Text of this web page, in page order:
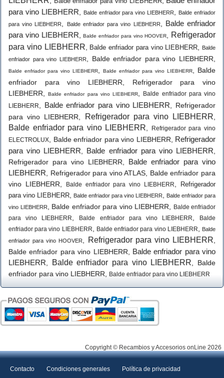
para vino LIEBHERR
Balde enfriador para vino LIEBHERR ,Balde enfriador
para vino LIEBHERR
Balde enfriador para vino LIEBHERR, Balde enfriador
para vino LIEBHERR ,Balde enfriador para vino HOOVER
Refrigerador
para vino LIEBHERR
Balde enfriador para vino LIEBHERR
Balde
enfriador para vino LIEBHERR, Balde enfriador para vino LIEBHERR
Balde enfriador para vino LIEBHERR Balde enfriador para vino LIEBHERR
Balde
enfriador para vino LIEBHERR
Refrigerador para vino
LIEBHERR ,Balde enfriador para vino LIEBHERR
Balde enfriador para vino
LIEBHERR
Balde enfriador para vino LIEBHERR
Refrigerador
para vino LIEBHERR
Refrigerador para vino LIEBHERR
Balde enfriador para vino LIEBHERR
Refrigerador para vino
ELECTROLUX
Balde enfriador para vino LIEBHERR
Refrigerador
para vino LIEBHERR
Balde enfriador para vino LIEBHERR
Refrigerador para vino LIEBHERR
Balde enfriador para vino
LIEBHERR
Refrigerador para vino ATLAS
Balde enfriador para
vino LIEBHERR
Balde enfriador para vino LIEBHERR
Refrigerador
para vino LIEBHERR
Balde enfriador para vino LIEBHERR
Balde enfriador para
vino LIEBHERR, Balde enfriador para vino LIEBHERR
Balde enfriador
para vino LIEBHERR
Balde enfriador para vino LIEBHERR
Balde
enfriador para vino LIEBHERR
Balde enfriador para vino LIEBHERR ,Balde
enfriador para vino HOOVER
Refrigerador para vino LIEBHERR
Balde enfriador para vino LIEBHERR
Balde enfriador para vino
LIEBHERR
Balde enfriador para vino LIEBHERR
Balde
enfriador para vino LIEBHERR
Balde enfriador para vino LIEBHERR
Copyright © Recambios y Accesorios onLine 2026
Contacto Condiciones generales Política de privacidad